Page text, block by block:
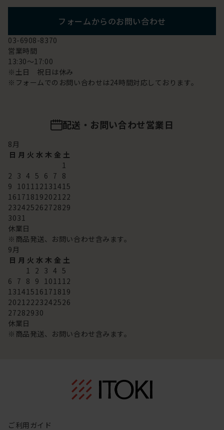
フォームからのお問い合わせ
03-6908-8370
営業時間
13:30～17:00
※土日 祝日は休み
※フォームでのお問い合わせは24時間対応しております。
配送・お問い合わせ営業日
8月
日 月 火 水 木 金 土
1
2 3 4 5 6 7 8
9 101112131415
16171819202122
23242526272829
3031
休業日
※商品発送、お問い合わせ含みます。
9月
日 月 火 水 木 金 土
1 2 3 4 5
6 7 8 9 101112
13141516171819
20212223242526
27282930
休業日
※商品発送、お問い合わせ含みます。
ご利用ガイド